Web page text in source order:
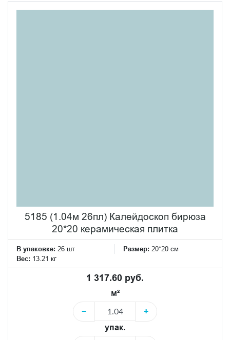
5185 (1.04м 26пл) Калейдоскоп бирюза
20*20 керамическая плитка
В упаковке: 26 шт Размер: 20*20 см
Вес: 13.21 кг
1 317.60 руб.
м²
−
+
упак.